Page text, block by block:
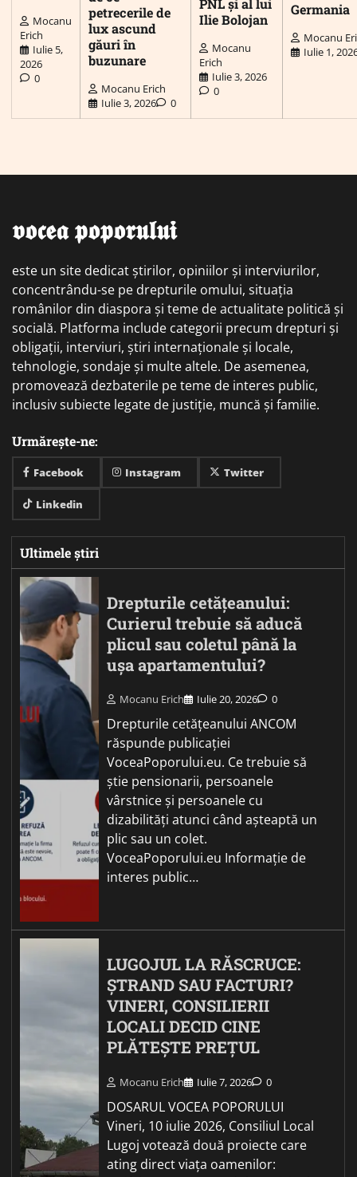
Mocanu
Erich
Iulie 5,
2026
0
petrecerile de
lux ascund
găuri în
buzunare
Mocanu Erich
Iulie 3, 2026
0
PNL și al lui
Ilie Bolojan
Mocanu
Erich
Iulie 3, 2026
0
Germania
Mocanu
Iulie 1,
𝖛𝖔𝖈𝖊𝖆 𝖕𝖔𝖕𝖔𝖗𝖚𝖑𝖚𝖎
este un site dedicat știrilor, opiniilor și interviurilor,
concentrându-se pe drepturile omului, situația
românilor din diaspora și teme de actualitate politică și
socială. Platforma include categorii precum drepturi și
obligații, interviuri, știri internaționale și locale,
tehnologie, sondaje și multe altele. De asemenea,
promovează dezbaterile pe teme de interes public,
inclusiv subiecte legate de justiție, muncă și familie.
Urmărește-ne:
Facebook Instagram Twitter
Linkedin
Ultimele știri
Drepturile cetățeanului:
Curierul trebuie să aducă
plicul sau coletul până la
ușa apartamentului?
Mocanu Erich Iulie 20, 2026 0
Drepturile cetățeanului ANCOM
răspunde publicației
VoceaPoporului.eu. Ce trebuie să
știe pensionarii, persoanele
vârstnice și persoanele cu
dizabilități atunci când așteaptă un
plic sau un colet.
VoceaPoporului.eu Informație de
interes public…
LUGOJUL LA RĂSCRUCE:
ȘTRAND SAU FACTURI?
VINERI, CONSILIERII
LOCALI DECID CINE
PLĂTEȘTE PREȚUL
Mocanu Erich Iulie 7, 2026 0
DOSARUL VOCEA POPORULUI
Vineri, 10 iulie 2026, Consiliul Local
Lugoj votează două proiecte care
ating direct viața oamenilor: